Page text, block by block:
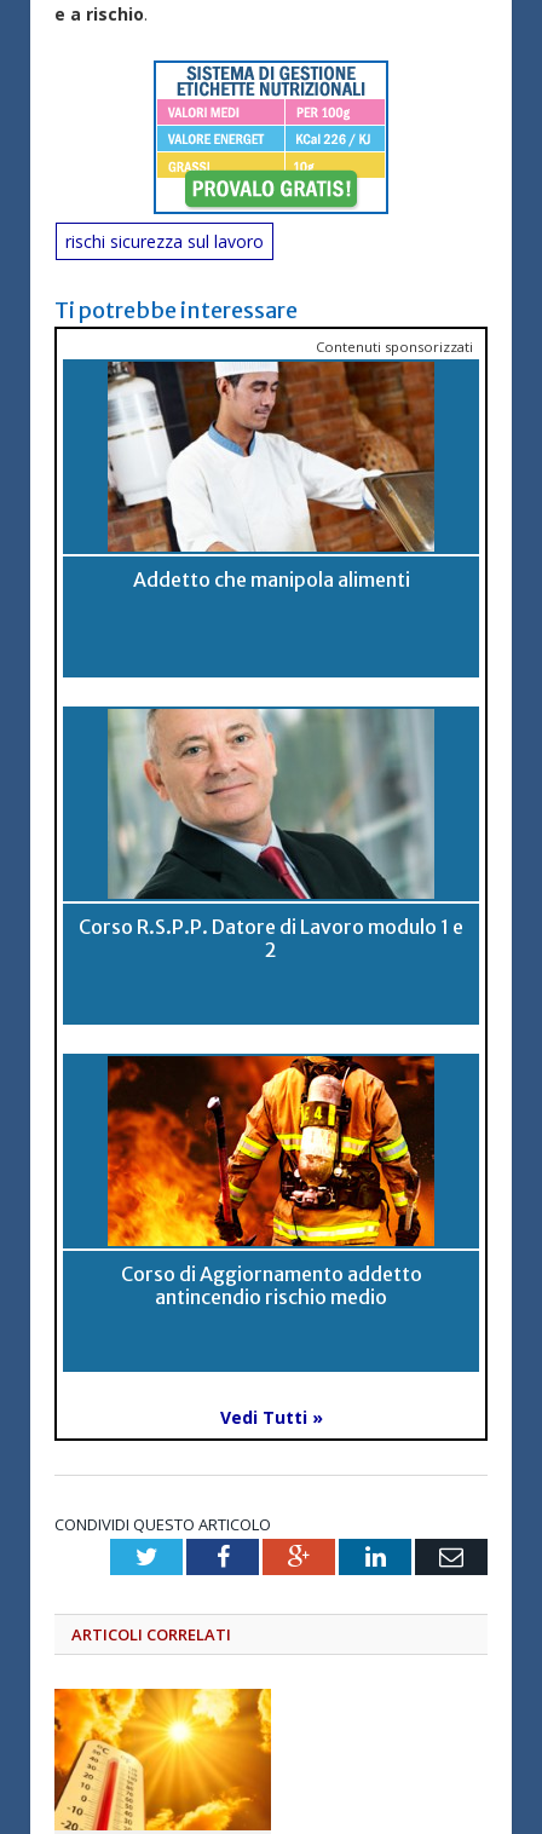
e a rischio.
rischi sicurezza sul lavoro
Ti potrebbe interessare
Contenuti sponsorizzati
Addetto che manipola alimenti
Corso R.S.P.P. Datore di Lavoro modulo 1 e
2
Corso di Aggiornamento addetto
antincendio rischio medio
Vedi Tutti »
CONDIVIDI QUESTO ARTICOLO
TwitterFacebookGoogle+LinkedInEmail
ARTICOLI CORRELATI